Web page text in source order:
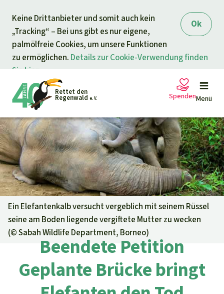
Ok
Keine Drittanbieter und somit auch kein
„Tracking“ – Bei uns gibt es nur eigene,
palmölfreie Cookies, um unsere Funktionen
zu ermöglichen. Details zur Cookie-Verwendung finden
Sie hier.
springen
Rettet den
Regenwald e. V. Menü
Petitionen
Projekte
Informieren
Aktuelles
Erfolge
Alle News
Unsere Themen
Der Regenwald
Regenwald Report
Erfolge
Shop
Spenden
Ihre Spende hilft
Allgemeine Spende
Dringender Spendenaufruf
Regenwald-Urkunden
Fragen & Antworten
Ein Elefantenkalb versucht vergeblich mit seinem Rüssel
seine am Boden liegende vergiftete Mutter zu wecken
(©Sabah Wildlife Department, Borneo)
Beendete Petition
Geplante Brücke bringt